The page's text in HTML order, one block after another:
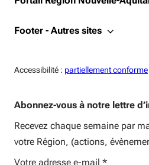
Footer - Autres sites
Accessibilité : Accessiblité:
partiellement conforme
Abonnez-vous à notre lettre
Recevez chaque semaine par
votre Région, (actions,
Votre adresse e-mail *